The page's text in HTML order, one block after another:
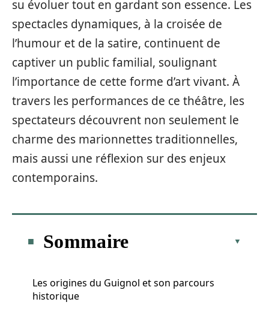
su évoluer tout en gardant son essence. Les
spectacles dynamiques, à la croisée de
l’humour et de la satire, continuent de
captiver un public familial, soulignant
l’importance de cette forme d’art vivant. À
travers les performances de ce théâtre, les
spectateurs découvrent non seulement le
charme des marionnettes traditionnelles,
mais aussi une réflexion sur des enjeux
contemporains.
Sommaire
Les origines du Guignol et son parcours
historique